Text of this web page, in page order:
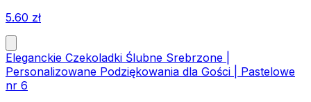
5.60 zł
Eleganckie Czekoladki Ślubne Srebrzone |
Personalizowane Podziękowania dla Gości | Pastelowe
nr 6